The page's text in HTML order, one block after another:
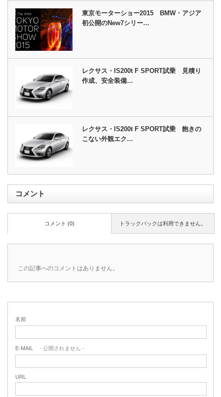
東京モーターショー2015 BMW・アジア
初公開のNew7シリー…
レクサス・IS200t F SPORT試乗 見積り
作成、安全装備…
レクサス・IS200t F SPORT試乗 飽きの
こない外観エク…
コメント
トラックバックは利用できません。
コメント (0)
この記事へのコメントはありません。
名前
E-MAIL - 公開されません -
URL